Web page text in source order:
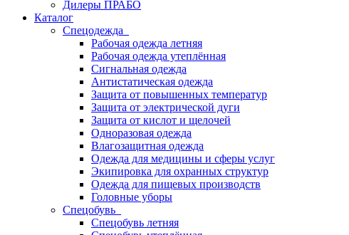
Дилеры ПРАБО
Каталог
Спецодежда
Рабочая одежда летняя
Рабочая одежда утеплённая
Сигнальная одежда
Антистатическая одежда
Защита от повышенных температур
Защита от электрической дуги
Защита от кислот и щелочей
Одноразовая одежда
Влагозащитная одежда
Одежда для медицины и сферы услуг
Экипировка для охранных структур
Одежда для пищевых производств
Головные уборы
Спецобувь
Спецобувь летняя